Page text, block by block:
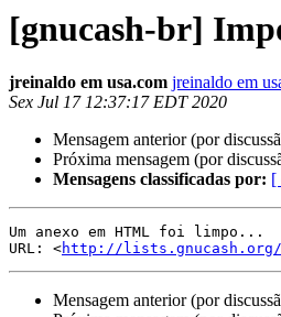
[gnucash-br]
jreinaldo em usa.com jreinaldo em
Sex Jul 17 12:37:17 EDT 2020
Mensagem anterior (por
Próxima mensagem (por
Mensagens classificadas por: [
Um anexo em HTML foi limpo...
URL: <http://lists.gnucash.org/
Mensagem anterior (por